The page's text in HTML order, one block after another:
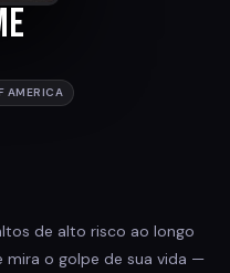
AMERICA
de alto risco ao longo
mira o golpe de sua vida —